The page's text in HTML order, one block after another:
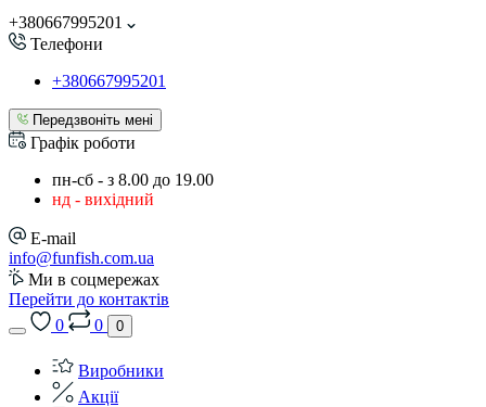
+380667995201
Телефони
+380667995201
Передзвоніть мені
Графік роботи
пн-сб - з 8.00 до 19.00
нд - вихідний
E-mail
info@funfish.com.ua
Ми в соцмережах
Перейти до контактів
0
0 0
Виробники
Акції